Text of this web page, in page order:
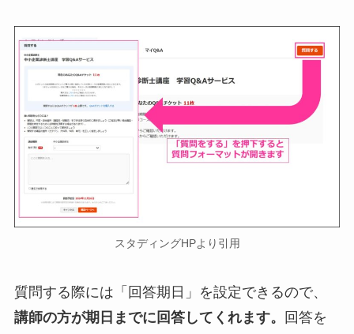
スタディングHPより引用
質問する際には「回答期日」を設定できるので、
講師の方が期日までに回答してくれます。
回答を